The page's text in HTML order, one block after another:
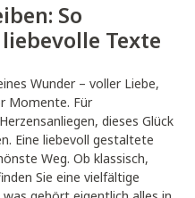
So
Texte
Wunder – voller Liebe,
Momente. Für
dieses Glück
Eine liebevoll gestaltete
Weg. Ob klassisch,
Sie eine vielfältige